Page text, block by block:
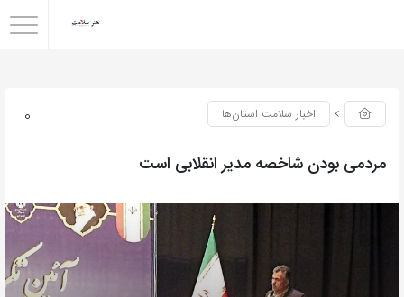
0 اخبار سلامت استان‌ها
مردمی بودن شاخصه مدیر انقلابی است